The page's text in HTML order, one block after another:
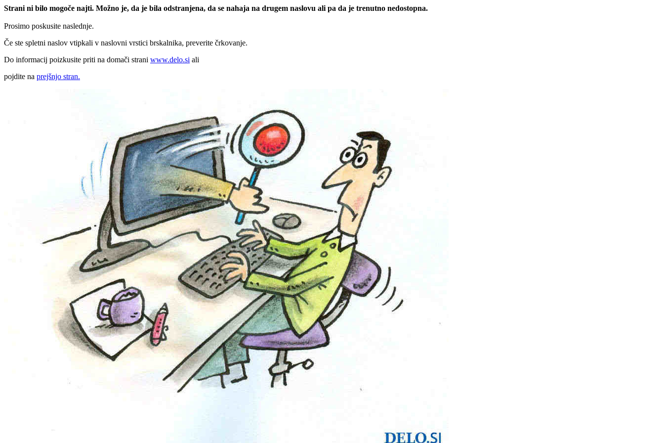
Strani ni bilo mogoče najti. Možno je, da je bila odstranjena, da se nahaja na drugem naslovu ali pa da je trenutno nedostopna.
Prosimo poskusite naslednje.
Če ste spletni naslov vtipkali v naslovni vrstici brskalnika, preverite črkovanje.
Do informacij poizkusite priti na domači strani www.delo.si ali
pojdite na prejšnjo stran.